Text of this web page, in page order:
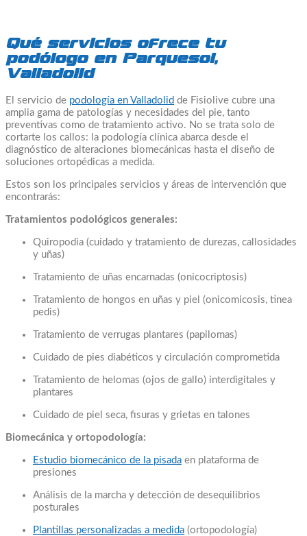
Qué servicios ofrece tu
podólogo en Parquesol,
Valladolid
El servicio de podología en Valladolid de Fisiolive cubre una
amplia gama de patologías y necesidades del pie, tanto
preventivas como de tratamiento activo. No se trata solo de
cortarte los callos: la podología clínica abarca desde el
diagnóstico de alteraciones biomecánicas hasta el diseño de
soluciones ortopédicas a medida.
Estos son los principales servicios y áreas de intervención que
encontrarás:
Tratamientos podológicos generales:
Quiropodia (cuidado y tratamiento de durezas, callosidades
y uñas)
Tratamiento de uñas encarnadas (onicocriptosis)
Tratamiento de hongos en uñas y piel (onicomicosis, tinea
pedis)
Tratamiento de verrugas plantares (papilomas)
Cuidado de pies diabéticos y circulación comprometida
Tratamiento de helomas (ojos de gallo) interdigitales y
plantares
Cuidado de piel seca, fisuras y grietas en talones
Biomecánica y ortopodología:
Estudio biomecánico de la pisada en plataforma de
presiones
Análisis de la marcha y detección de desequilibrios
posturales
Plantillas personalizadas a medida (ortopodología)